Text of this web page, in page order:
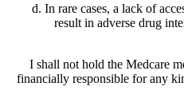
d. In rare cases, a lack of
result in adverse drug
I shall not hold the Medcare
financially responsible for any